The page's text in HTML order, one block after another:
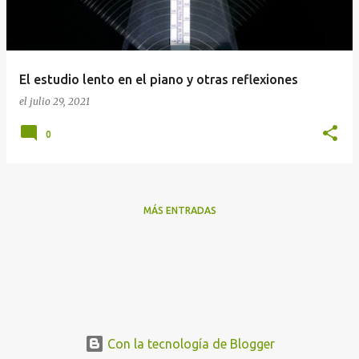
El estudio lento en el piano y otras reflexiones
el julio 29, 2021
0
MÁS ENTRADAS
Con la tecnología de Blogger